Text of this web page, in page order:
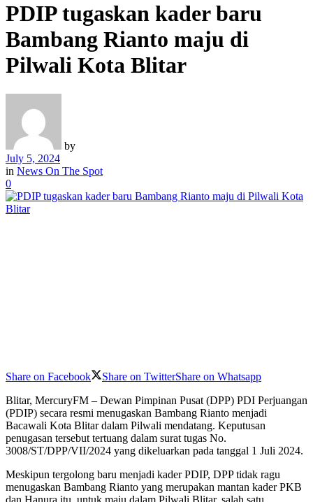
PDIP tugaskan kader baru
Bambang Rianto maju di
Pilwali Kota Blitar
by
July 5, 2024
in News On The Spot
0
Share on Facebook Share on TwitterShare on Whatsapp
Blitar, MercuryFM – Dewan Pimpinan Pusat (DPP) PDI Perjuangan
(PDIP) secara resmi menugaskan Bambang Rianto menjadi
Bacawali Kota Blitar dalam Pilwali mendatang. Keputusan
penugasan tersebut tertuang dalam surat tugas No.
3008/ST/DPP/VII/2024 yang dikeluarkan pada tanggal 1 Juli 2024.
Meskipun tergolong baru menjadi kader PDIP, DPP tidak ragu
menugaskan Bambang Rianto yang merupakan mantan kader PKB